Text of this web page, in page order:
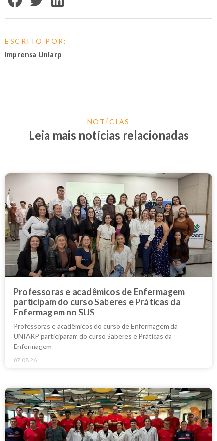
ESCRITO POR:
Imprensa Uniarp
NOTÍCIAS
Leia mais notícias relacionadas
Professoras e acadêmicos de Enfermagem
participam do curso Saberes e Práticas da
Enfermagem no SUS
Professoras e acadêmicos do curso de Enfermagem da
UNIARP participaram do curso Saberes e Práticas da
Enfermagem
07.08.26